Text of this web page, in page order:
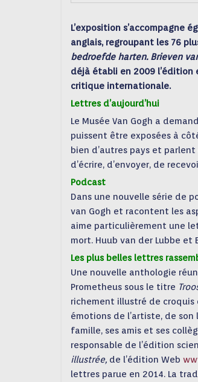
L’exposition s’accompagne
anglais, regroupant les 76
bedroefde harten. Brieven
déjà établi en 2009 l’édition
critique internationale.
Lettres d’aujourd’hui
Le Musée Van Gogh a
puissent être exposées à
bien d’autres pays et
d’écrire, d’envoyer, de
Podcast
Dans une nouvelle série de
van Gogh et racontent les
aime particulièrement une
mort. Huub van der Lubbe et
Les plus belles lettres
Une nouvelle anthologie
Prometheus sous le titre
richement illustré de croquis
émotions de l’artiste, de
famille, ses amis et ses
responsable de l’édition
illustrée, de l’édition Web
lettres parue en 2014. La